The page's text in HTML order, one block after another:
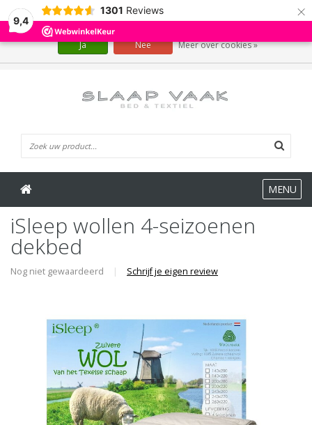
9,4
1301 Reviews ×
MENU
iSleep wollen 4-seizoenen
dekbed
Nog niet gewaardeerd | Schrijf je eigen review
Wij slaan cookies op om onze website te verbeteren. Is dat akkoord?
Ja Nee Meer over cookies »